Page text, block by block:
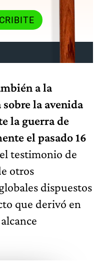
a la
la avenida
la guerra de
el pasado 16
testimonio de
otros
dispuestos
que derivó en